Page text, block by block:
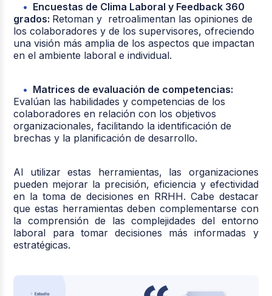
Encuestas de Clima Laboral y Feedback 360
grados: Retoman y retroalimentan las opiniones de
los colaboradores y de los supervisores, ofreciendo
una visión más amplia de los aspectos que impactan
en el ambiente laboral e individual.
Matrices de evaluación de competencias:
Evalúan las habilidades y competencias de los
colaboradores en relación con los objetivos
organizacionales, facilitando la identificación de
brechas y la planificación de desarrollo.
Al utilizar estas herramientas, las organizaciones
pueden mejorar la precisión, eficiencia y efectividad
en la toma de decisiones en RRHH. Cabe destacar
que estas herramientas deben complementarse con
la comprensión de las complejidades del entorno
laboral para tomar decisiones más informadas y
estratégicas.